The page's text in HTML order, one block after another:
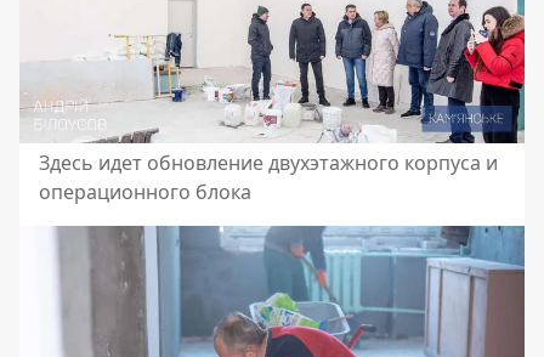
Здесь идет обновление двухэтажного корпуса и
операционного блока